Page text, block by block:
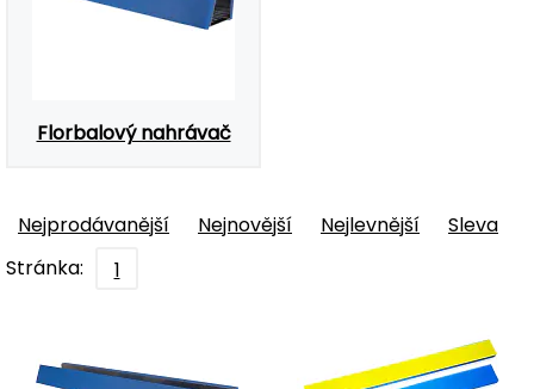
Florbalový nahrávač
Nejprodávanější Nejnovější Nejlevnější
Sleva
Stránka:
1